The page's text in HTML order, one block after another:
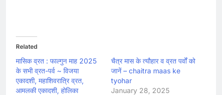
Related
मासिक व्रत : फाल्गुन माह 2025
के सभी व्रत-पर्व ~ विजया
एकादशी, महाशिवरात्रि व्रत,
आमलकी एकादशी, होलिका
चैत्र मास के त्यौहार व व्रत पर्वों को
जानें – chaitra maas ke
tyohar
January 28, 2025